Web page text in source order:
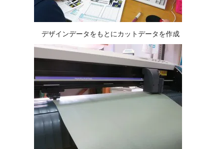
デザインデータをもとにカットデータを作成